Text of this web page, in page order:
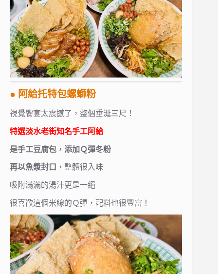
● 阿給托特包螺螄粉
視覺饗宴太震撼了，整個垂涎三尺！
特選淡水老街知名手工阿給
是手工豆腐包，添加Ｑ彈冬粉
再以魚漿封口 ，整體很入味
吸附滿滿的湯汁更是一絕
很喜歡這個米線的Ｑ彈，配料也很豐富！